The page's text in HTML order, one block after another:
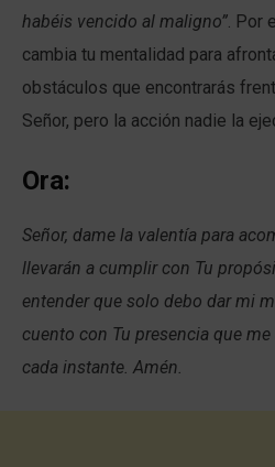
habéis vencido al maligno”. Por
cambia tu mentalidad para
obstáculos que encontrarás
Señor, pero la acción nadie la
Ora:
Señor, dame la valentía para
llevarán a cumplir con Tu
entender que solo debo dar mi
cuento con Tu presencia que
cada instante. Amén.